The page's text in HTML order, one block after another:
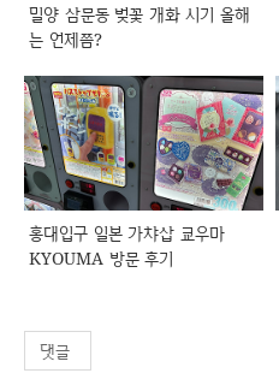
밀양 삼문동 벚꽃 개화 시기 올해
는 언제쯤?
홍대입구 일본 가챠삽 쿄우마
KYOUMA 방문 후기
댓글